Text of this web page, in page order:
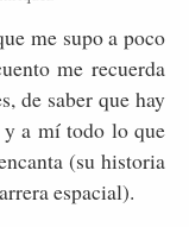
me supo a poco
me recuerda
de saber que hay
a mí todo lo que
(su historia
espacial).